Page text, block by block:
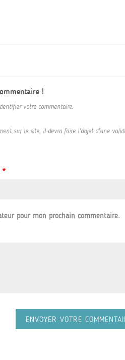
!
votre commentaire.
sur le site, il devra faire l'objet d'une
*
pour mon prochain commentaire.